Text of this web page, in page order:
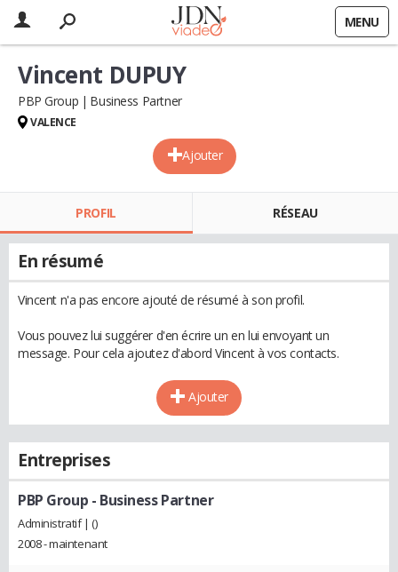
MENU
Ajouter
Vincent DUPUY
PBP Group Business Partner
VALENCE
PROFIL RÉSEAU
En résumé
Vincent n'a pas encore ajouté de résumé à son profil.
Vous pouvez lui suggérer d'en écrire un en lui envoyant un
message. Pour cela ajoutez d'abord Vincent à vos contacts.
Ajouter
Entreprises
PBP Group - Business Partner
Administratif | ()
2008 - maintenant